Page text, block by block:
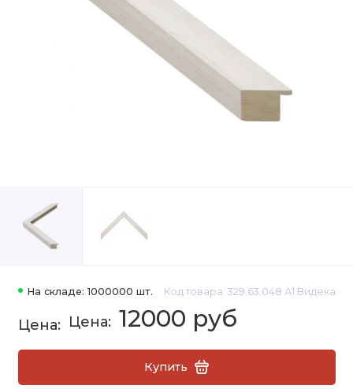
На складе: 1000000 шт. Код товара: 329.63.048 А1 Видека
12000 руб
Купить